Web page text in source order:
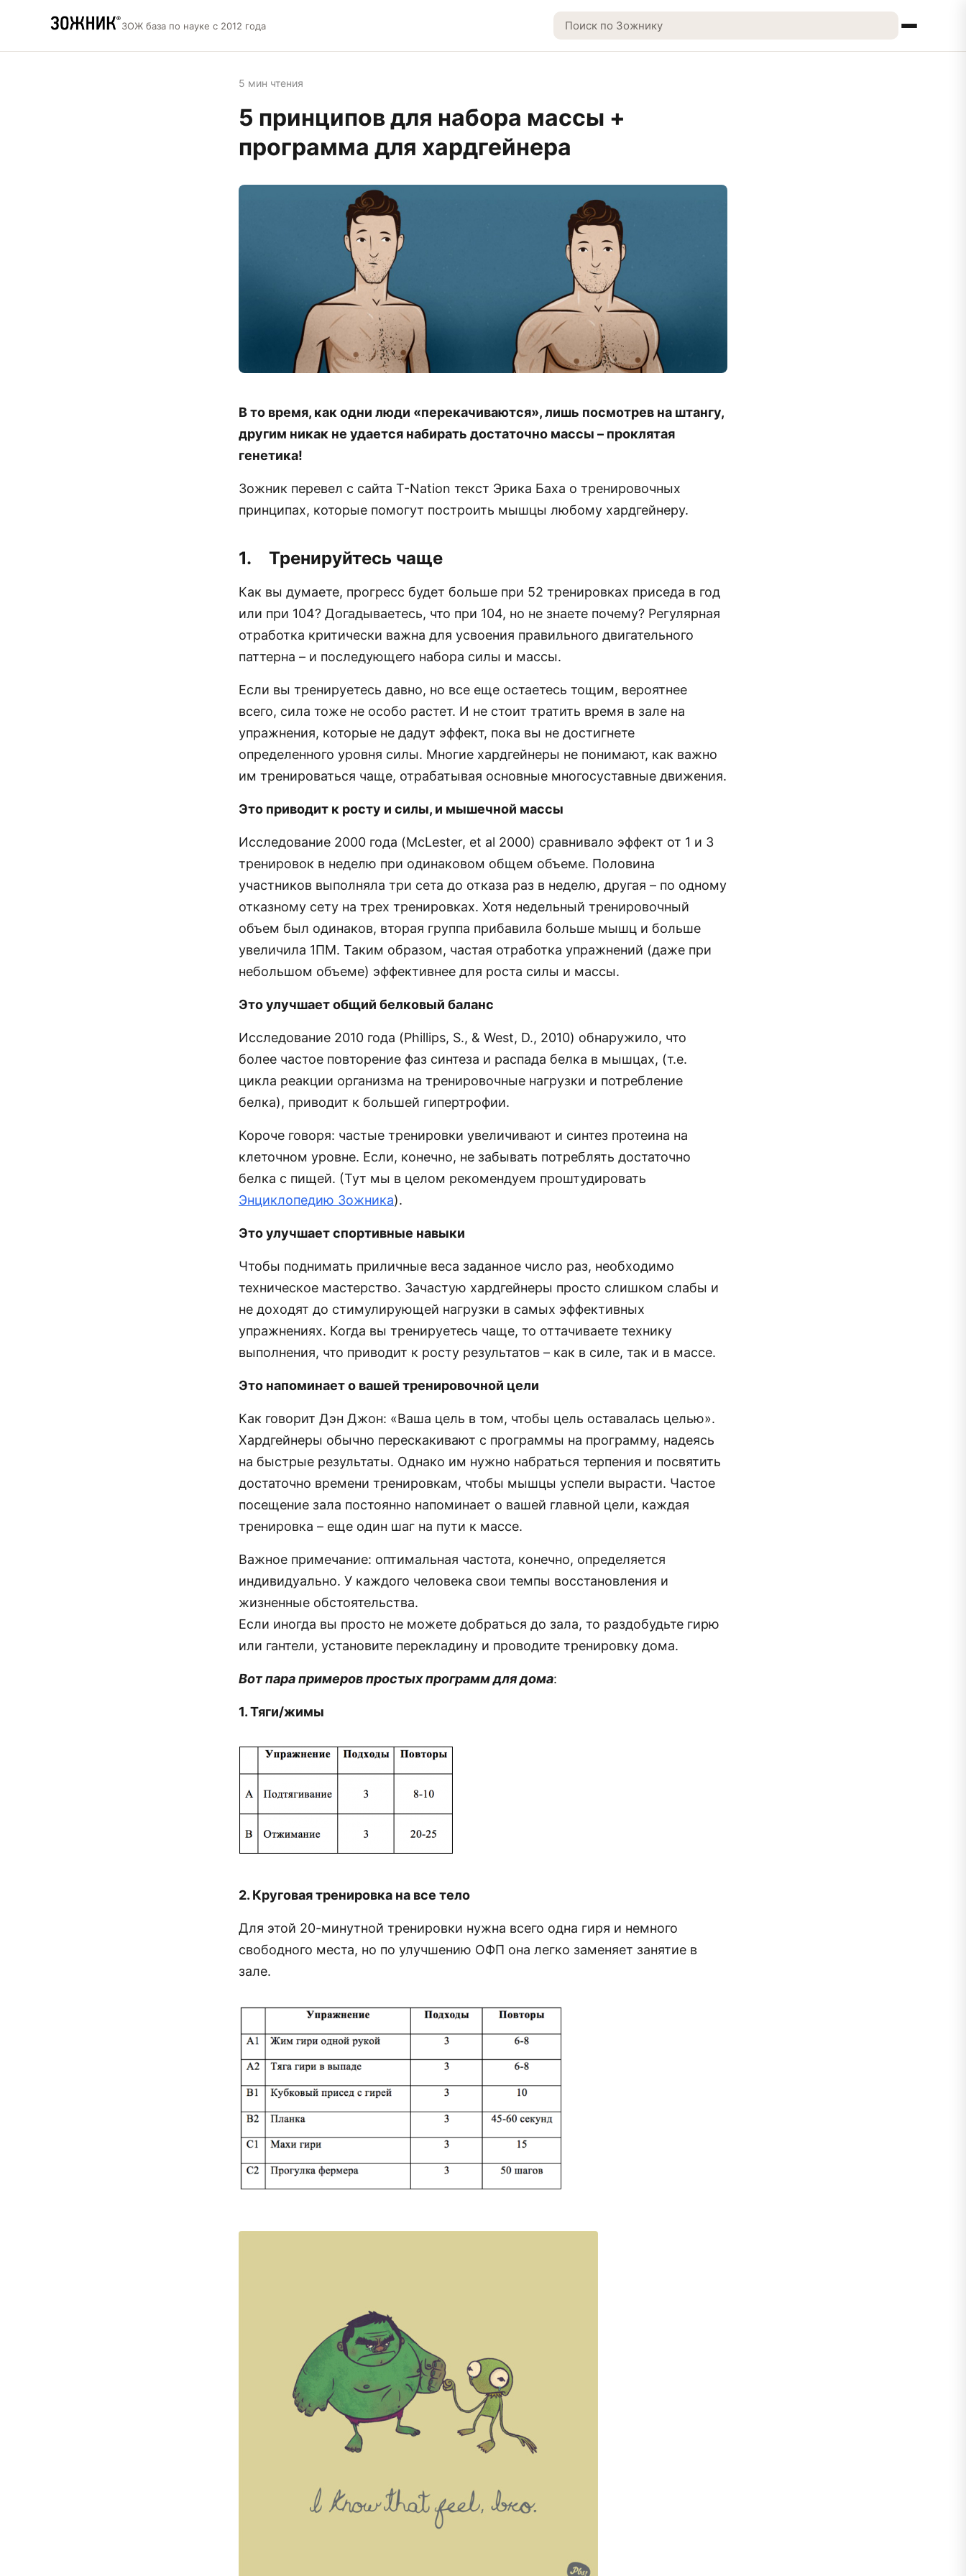
ЗОЖ база по науке с 2012 года
5 мин чтения
5 принципов для набора массы +
программа для хардгейнера
В то время, как одни люди «перекачиваются», лишь посмотрев на штангу,
другим никак не удается набирать достаточно массы – проклятая
генетика!
Зожник перевел с сайта T-Nation текст Эрика Баха о тренировочных
принципах, которые помогут построить мышцы любому хардгейнеру.
1. Тренируйтесь чаще
Как вы думаете, прогресс будет больше при 52 тренировках приседа в год
или при 104? Догадываетесь, что при 104, но не знаете почему? Регулярная
отработка критически важна для усвоения правильного двигательного
паттерна – и последующего набора силы и массы.
Если вы тренируетесь давно, но все еще остаетесь тощим, вероятнее
всего, сила тоже не особо растет. И не стоит тратить время в зале на
упражнения, которые не дадут эффект, пока вы не достигнете
определенного уровня силы. Многие хардгейнеры не понимают, как важно
им тренироваться чаще, отрабатывая основные многосуставные движения.
Это приводит к росту и силы, и мышечной массы
Исследование 2000 года (McLester, et al 2000) сравнивало эффект от 1 и 3
тренировок в неделю при одинаковом общем объеме. Половина
участников выполняла три сета до отказа раз в неделю, другая – по одному
отказному сету на трех тренировках. Хотя недельный тренировочный
объем был одинаков, вторая группа прибавила больше мышц и больше
увеличила 1ПМ. Таким образом, частая отработка упражнений (даже при
небольшом объеме) эффективнее для роста силы и массы.
Это улучшает общий белковый баланс
Исследование 2010 года (Phillips, S., & West, D., 2010) обнаружило, что
более частое повторение фаз синтеза и распада белка в мышцах, (т.е.
цикла реакции организма на тренировочные нагрузки и потребление
белка), приводит к большей гипертрофии.
Короче говоря: частые тренировки увеличивают и синтез протеина на
клеточном уровне. Если, конечно, не забывать потреблять достаточно
белка с пищей. (Тут мы в целом рекомендуем проштудировать
Энциклопедию Зожника).
Это улучшает спортивные навыки
Чтобы поднимать приличные веса заданное число раз, необходимо
техническое мастерство. Зачастую хардгейнеры просто слишком слабы и
не доходят до стимулирующей нагрузки в самых эффективных
упражнениях. Когда вы тренируетесь чаще, то оттачиваете технику
выполнения, что приводит к росту результатов – как в силе, так и в массе.
Это напоминает о вашей тренировочной цели
Как говорит Дэн Джон: «Ваша цель в том, чтобы цель оставалась целью».
Хардгейнеры обычно перескакивают с программы на программу, надеясь
на быстрые результаты. Однако им нужно набраться терпения и посвятить
достаточно времени тренировкам, чтобы мышцы успели вырасти. Частое
посещение зала постоянно напоминает о вашей главной цели, каждая
тренировка – еще один шаг на пути к массе.
Важное примечание: оптимальная частота, конечно, определяется
индивидуально. У каждого человека свои темпы восстановления и
жизненные обстоятельства.
Если иногда вы просто не можете добраться до зала, то раздобудьте гирю
или гантели, установите перекладину и проводите тренировку дома.
Вот пара примеров простых программ для дома:
1. Тяги/жимы
2. Круговая тренировка на все тело
Для этой 20-минутной тренировки нужна всего одна гиря и немного
свободного места, но по улучшению ОФП она легко заменяет занятие в
зале.